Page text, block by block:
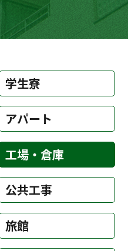
学生寮
アパート
工場・倉庫
公共工事
旅館